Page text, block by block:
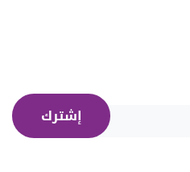
إشترك